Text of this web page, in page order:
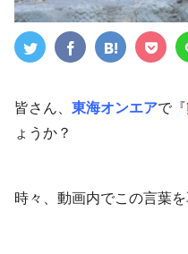
皆さん、 東海オンエアで『
ょうか？
時々、動画内でこの言葉